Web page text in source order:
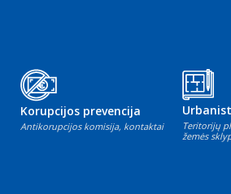
Korupcijos prevencija
Antikorupcijos komisija, kontaktai
Teritorijų
žemės